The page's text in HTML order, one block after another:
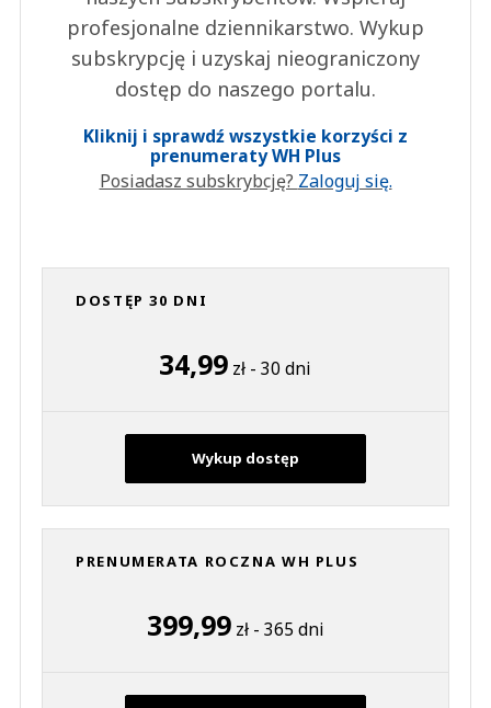
profesjonalne dziennikarstwo. Wykup
subskrypcję i uzyskaj nieograniczony
dostęp do naszego portalu.
Kliknij i sprawdź wszystkie korzyści z
prenumeraty WH Plus
Posiadasz subskrybcję? Zaloguj się.
DOSTĘP 30 DNI
34,99 zł - 30 dni
Wykup dostęp
PRENUMERATA ROCZNA WH PLUS
399,99zł - 365 dni